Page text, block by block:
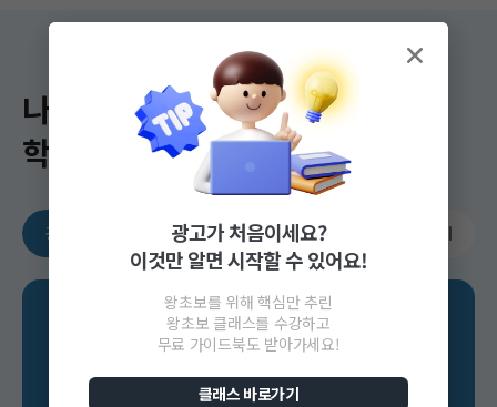
나에게 딱 맞는
학습 콘텐츠를 만나 보세요!​
광고가 처음이라면 광고 기초 다지기 광고 전략 세우기
처음이라면
광고가 처음이세요?
이것만 알면 시작할 수 있어요!
왕초보를 위해 핵심만 추린
왕초보 클래스를 수강하고
무료 가이드북도 받아가세요!
클래스 바로가기